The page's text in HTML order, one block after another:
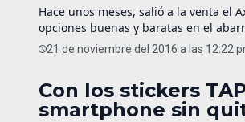
Hace unos meses, salió a la venta el
opciones buenas y baratas en el
que incluirá mejoras en cuanto a
21 de noviembre del 2016 a las 12:22
Con los stickers
smartphone sin